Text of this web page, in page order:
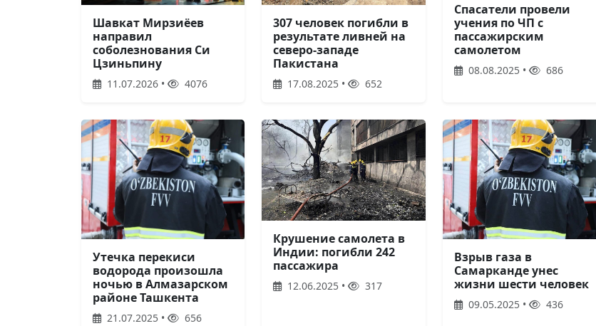
Шавкат Мирзиёев
направил
соболезнования Си
Цзиньпину
11.07.2026 • 4076
307 человек погибли в
результате ливней на
северо-западе
Пакистана
17.08.2025 • 652
Спасатели провели
учения по ЧП с
пассажирским
самолетом
08.08.2025 • 686
Утечка перекиси
водорода произошла
ночью в Алмазарском
районе Ташкента
21.07.2025 • 656
Крушение самолета в
Индии: погибли 242
пассажира
12.06.2025 • 317
Взрыв газа в
Самарканде унес
жизни шести человек
09.05.2025 • 436